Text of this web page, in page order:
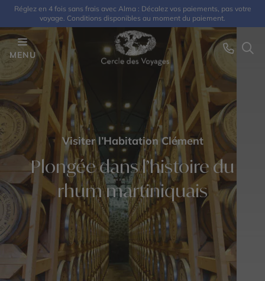
Réglez en 4 fois sans frais avec Alma : Décalez vos paiements, pas votre
voyage. Conditions disponibles au moment du paiement.
MENU
Visiter l’Habitation Clément
Plongée dans l’histoire du
rhum martiniquais